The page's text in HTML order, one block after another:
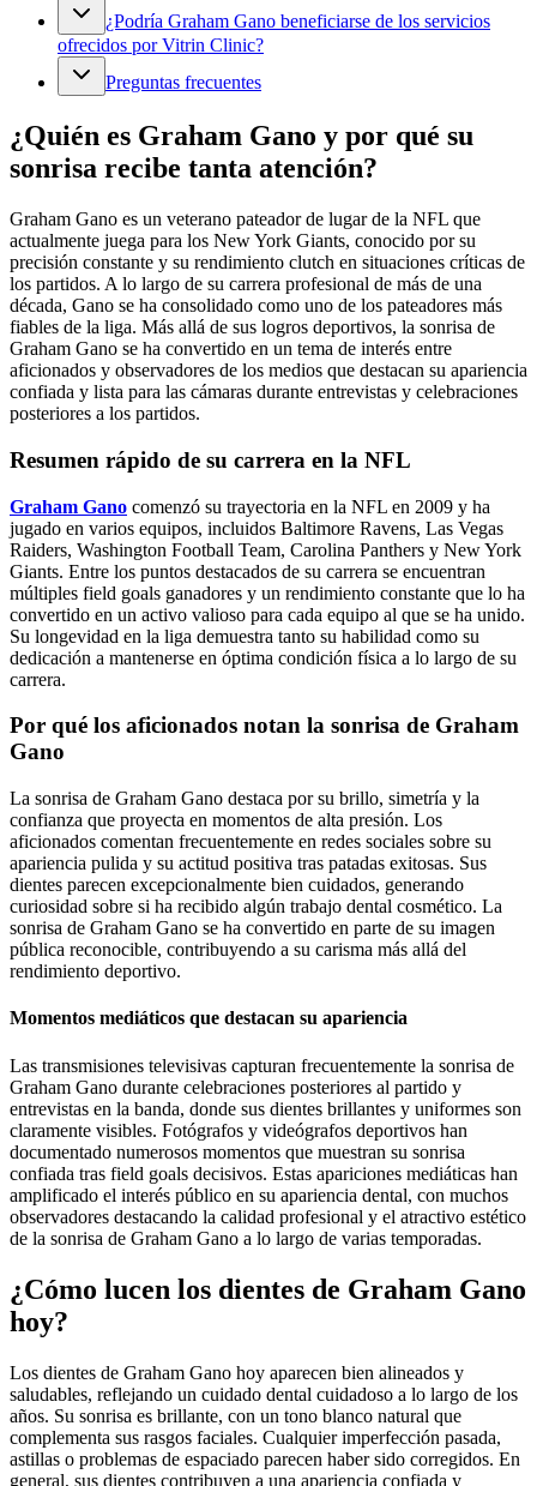
¿Podría Graham Gano beneficiarse de los servicios
ofrecidos por Vitrin Clinic?
Preguntas frecuentes
¿Quién es Graham Gano y por qué su
sonrisa recibe tanta atención?
Graham Gano es un veterano pateador de lugar de la NFL que
actualmente juega para los New York Giants, conocido por su
precisión constante y su rendimiento clutch en situaciones críticas de
los partidos. A lo largo de su carrera profesional de más de una
década, Gano se ha consolidado como uno de los pateadores más
fiables de la liga. Más allá de sus logros deportivos, la sonrisa de
Graham Gano se ha convertido en un tema de interés entre
aficionados y observadores de los medios que destacan su apariencia
confiada y lista para las cámaras durante entrevistas y celebraciones
posteriores a los partidos.
Resumen rápido de su carrera en la NFL
Graham Gano comenzó su trayectoria en la NFL en 2009 y ha
jugado en varios equipos, incluidos Baltimore Ravens, Las Vegas
Raiders, Washington Football Team, Carolina Panthers y New York
Giants. Entre los puntos destacados de su carrera se encuentran
múltiples field goals ganadores y un rendimiento constante que lo ha
convertido en un activo valioso para cada equipo al que se ha unido.
Su longevidad en la liga demuestra tanto su habilidad como su
dedicación a mantenerse en óptima condición física a lo largo de su
carrera.
Por qué los aficionados notan la sonrisa de Graham
Gano
La sonrisa de Graham Gano destaca por su brillo, simetría y la
confianza que proyecta en momentos de alta presión. Los
aficionados comentan frecuentemente en redes sociales sobre su
apariencia pulida y su actitud positiva tras patadas exitosas. Sus
dientes parecen excepcionalmente bien cuidados, generando
curiosidad sobre si ha recibido algún trabajo dental cosmético. La
sonrisa de Graham Gano se ha convertido en parte de su imagen
pública reconocible, contribuyendo a su carisma más allá del
rendimiento deportivo.
Momentos mediáticos que destacan su apariencia
Las transmisiones televisivas capturan frecuentemente la sonrisa de
Graham Gano durante celebraciones posteriores al partido y
entrevistas en la banda, donde sus dientes brillantes y uniformes son
claramente visibles. Fotógrafos y videógrafos deportivos han
documentado numerosos momentos que muestran su sonrisa
confiada tras field goals decisivos. Estas apariciones mediáticas han
amplificado el interés público en su apariencia dental, con muchos
observadores destacando la calidad profesional y el atractivo estético
de la sonrisa de Graham Gano a lo largo de varias temporadas.
¿Cómo lucen los dientes de Graham Gano
hoy?
Los dientes de Graham Gano hoy aparecen bien alineados y
saludables, reflejando un cuidado dental cuidadoso a lo largo de los
años. Su sonrisa es brillante, con un tono blanco natural que
complementa sus rasgos faciales. Cualquier imperfección pasada,
astillas o problemas de espaciado parecen haber sido corregidos. En
general, sus dientes contribuyen a una apariencia confiada y